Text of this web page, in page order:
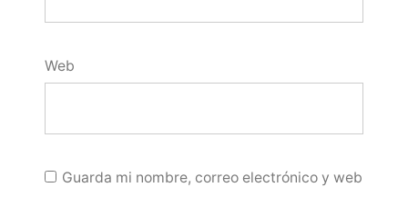
Web
Guarda mi nombre, correo electrónico y web